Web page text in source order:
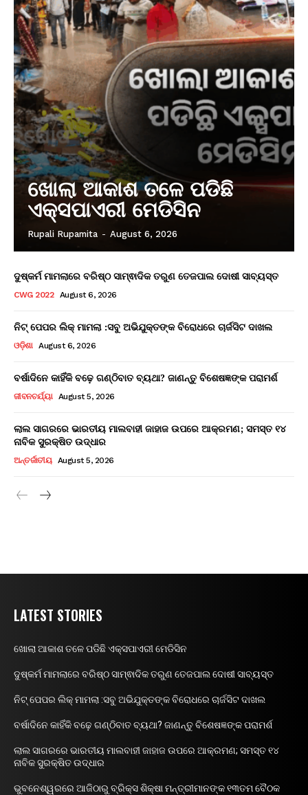
ଖୋଲା ଆକାଶ ତଳେ ପଡିଛି
ଏକ୍ସପାଏରୀ ମେଡିସିନ
Rupali Rupamita - August 6, 2026
ଦୁଷ୍କର୍ମ ମାମଲାରେ ବରିଷ୍ଠ ସାମ୍ଵାଦିକ ତରୁଣ ତେଜପାଲ ଦୋଷୀ ସାବ୍ୟସ୍ତ
CWG 2022 August 6, 2026
ନିଟ୍ ପେପର ଲିକ୍ ମାମଲା :ସବୁ ଅଭିଯୁକ୍ତଙ୍କ ବିରୋଧରେ ଚାର୍ଜସିଟ ଦାଖଲ
ଓଡ଼ିଶା August 6, 2026
ବର୍ଷାଦିନେ କାହିଁକି ବଢ଼େ ଗଣ୍ଠିବାତ ବ୍ୟଥା? ଜାଣନ୍ତୁ ବିଶେଷଜ୍ଞଙ୍କ ପରାମର୍ଶ
ଜୀବନଚର୍ଯ୍ୟା August 5, 2026
ଲାଲ ସାଗରରେ ଭାରତୀୟ ମାଲବାହୀ ଜାହାଜ ଉପରେ ଆକ୍ରମଣ; ସମସ୍ତ ୧୪
ନାବିକ ସୁରକ୍ଷିତ ଉଦ୍ଧାର
ଅନ୍ତର୍ଜାତୀୟ August 5, 2026
LATEST STORIES
ଖୋଲା ଆକାଶ ତଳେ ପଡିଛି ଏକ୍ସପାଏରୀ ମେଡିସିନ
ଦୁଷ୍କର୍ମ ମାମଲାରେ ବରିଷ୍ଠ ସାମ୍ଵାଦିକ ତରୁଣ ତେଜପାଲ ଦୋଷୀ ସାବ୍ୟସ୍ତ
ନିଟ୍ ପେପର ଲିକ୍ ମାମଲା :ସବୁ ଅଭିଯୁକ୍ତଙ୍କ ବିରୋଧରେ ଚାର୍ଜସିଟ ଦାଖଲ
ବର୍ଷାଦିନେ କାହିଁକି ବଢ଼େ ଗଣ୍ଠିବାତ ବ୍ୟଥା? ଜାଣନ୍ତୁ ବିଶେଷଜ୍ଞଙ୍କ ପରାମର୍ଶ
ଲାଲ ସାଗରରେ ଭାରତୀୟ ମାଲବାହୀ ଜାହାଜ ଉପରେ ଆକ୍ରମଣ; ସମସ୍ତ ୧୪
ନାବିକ ସୁରକ୍ଷିତ ଉଦ୍ଧାର
ଭୁବନେଶ୍ୱରରେ ଆଜିଠାରୁ ବ୍ରିକ୍ସ ଶିକ୍ଷା ମନ୍ତ୍ରୀମାନଙ୍କ ୧୩ତମ ବୈଠକ